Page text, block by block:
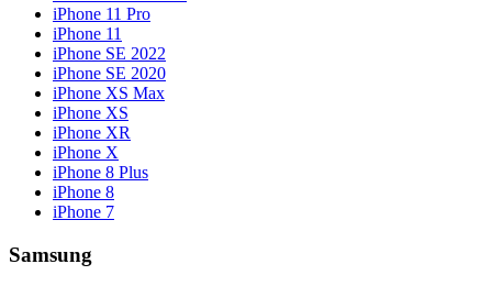
iPhone 11 Pro
iPhone 11
iPhone SE 2022
iPhone SE 2020
iPhone XS Max
iPhone XS
iPhone XR
iPhone X
iPhone 8 Plus
iPhone 8
iPhone 7
Samsung